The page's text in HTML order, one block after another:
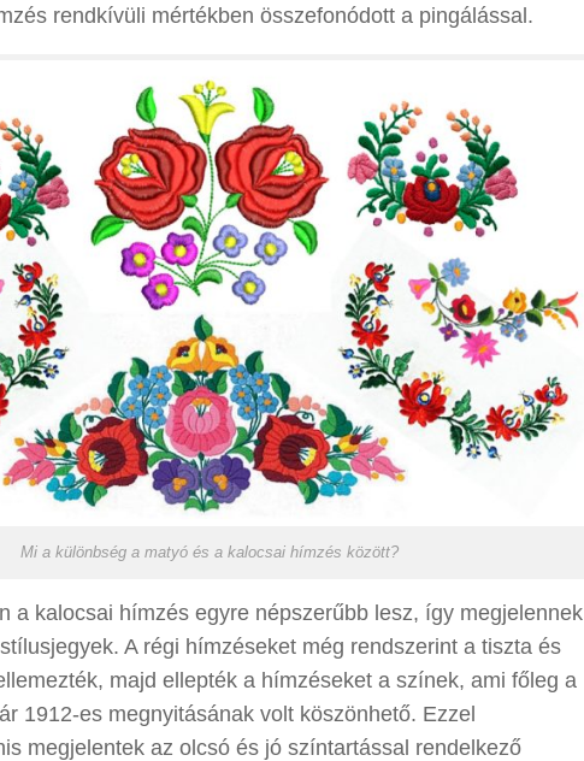
rendkívüli mértékben összefonódott a pingálással.
Mi a különbség a matyó és a kalocsai hímzés között?
a kalocsai hímzés egyre népszerűbb lesz, így megjelennek
A régi hímzéseket még rendszerint a tiszta és
majd ellepték a hímzéseket a színek, ami főleg a
1912-es megnyitásának volt köszönhető. Ezzel
megjelentek az olcsó és jó színtartással rendelkező